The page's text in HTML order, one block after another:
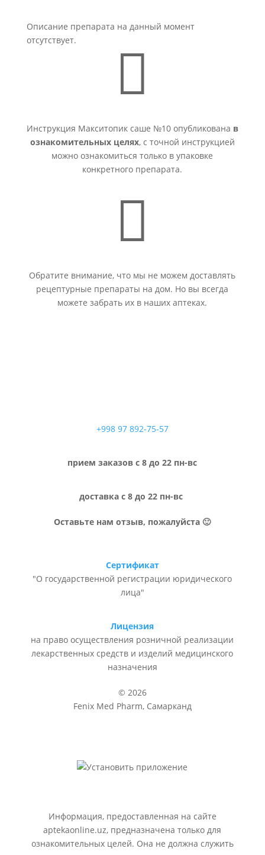
Описание препарата на данный момент
отсутствует.

Инструкция Макситопик саше №10 опубликована в
ознакомительных целях, с точной инструкцией
можно ознакомиться только в упаковке
конкретного препарата.

Обратите внимание, что мы не можем доставлять
рецептурные препараты на дом. Но вы всегда
можете забрать их в наших аптеках.
+998 97 892-75-57
прием заказов с 8 до 22 пн-вс
доставка с 8 до 22 пн-вс
Оставьте нам отзыв, пожалуйста 🙂
Сертификат
"О государственной регистрации юридического
лица"
Лицензия
на право осуществления розничной реализации
лекарственных средств и изделий медицинского
назначения
© 2026
Fenix Med Pharm, Самарканд
Информация, предоставленная на сайте
aptekaonline.uz, предназначена только для
ознакомительных целей. Она не должна служить